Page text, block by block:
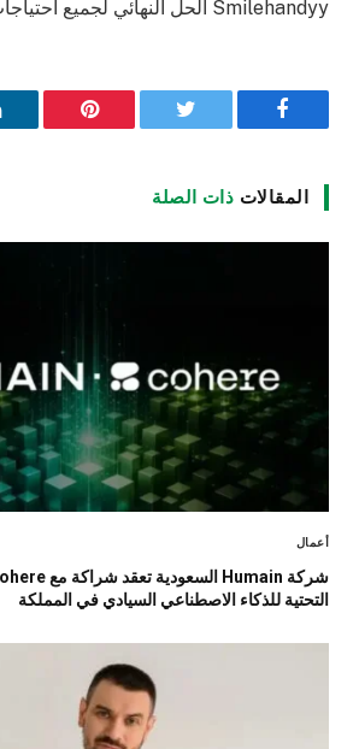
Smilehandyy الحل النهائي لجميع احتياجات خدمات المنزل.
فيسبوك تويتر بينتيريست
المقالات ذات الصلة
أعمال
التحتية للذكاء الاصطناعي السيادي في المملكة